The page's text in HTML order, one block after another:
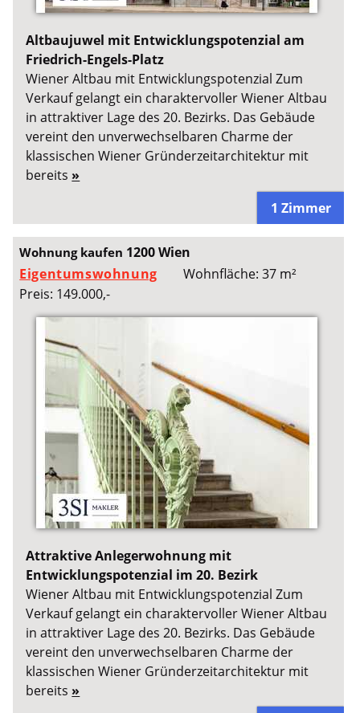
Altbaujuwel mit Entwicklungspotenzial am
Friedrich-Engels-Platz
Wiener Altbau mit Entwicklungspotenzial Zum
Verkauf gelangt ein charaktervoller Wiener Altbau
in attraktiver Lage des 20. Bezirks. Das Gebäude
vereint den unverwechselbaren Charme der
klassischen Wiener Gründerzeitarchitektur mit
bereits »
1 Zimmer
Wohnung kaufen 1200 Wien
Eigentumswohnung
Wohnfläche: 37 m²
Preis: 149.000,-
Attraktive Anlegerwohnung mit
Entwicklungspotenzial im 20. Bezirk
Wiener Altbau mit Entwicklungspotenzial Zum
Verkauf gelangt ein charaktervoller Wiener Altbau
in attraktiver Lage des 20. Bezirks. Das Gebäude
vereint den unverwechselbaren Charme der
klassischen Wiener Gründerzeitarchitektur mit
bereits »